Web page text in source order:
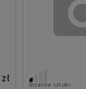
Ostatnie sztuki